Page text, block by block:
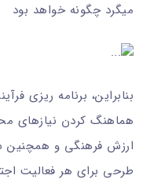
میگرد چگونه خواهد بود
بنابراین، برنامه ریزی
هماهنگ کردن نیازهای
ارزش فرهنگی و همچنین
طرحی برای هر فعالیت